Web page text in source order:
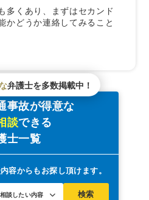
多くあり、まずはセカンド
かどうか連絡してみること
弁護士を多数掲載中！
事故が得意な
談できる
士一覧
容からもお探し頂けます。
検索